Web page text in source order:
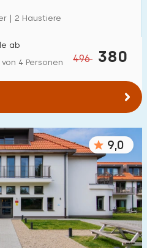
| 2 Haustiere
496 380
ab
4 Personen
9,0